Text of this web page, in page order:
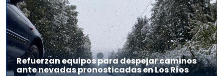
Refuerzan equipos para despejar caminos
ante nevadas pronosticadas en Los Ríos